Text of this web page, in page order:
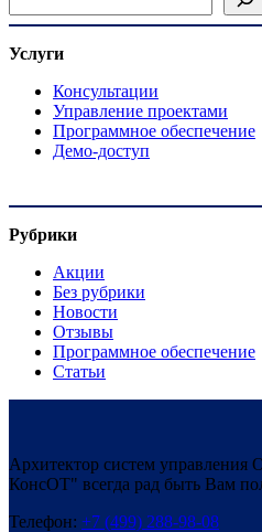
Услуги
Консультации
Управление проектами
Программное обеспечение
Демо-доступ
Рубрики
Акции
Без рубрики
Новости
Отзывы
Программное обеспечение
Статьи
Архитектор систем
КонсОТ" всегда рад быть Вам
Телефон: +7 (499) 288-98-08